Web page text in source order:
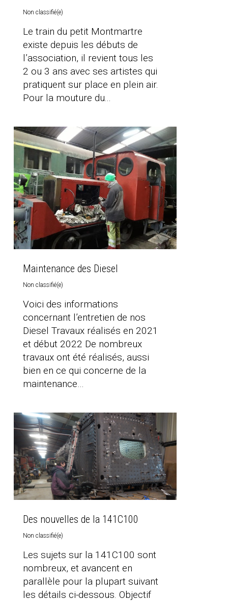
Non classifié(e)
Le train du petit Montmartre
existe depuis les débuts de
l’association, il revient tous les
2 ou 3 ans avec ses artistes qui
pratiquent sur place en plein air.
Pour la mouture du...
Maintenance des Diesel
Non classifié(e)
Voici des informations
concernant l’entretien de nos
Diesel Travaux réalisés en 2021
et début 2022 De nombreux
travaux ont été réalisés, aussi
bien en ce qui concerne de la
maintenance…
Des nouvelles de la 141C100
Non classifié(e)
Les sujets sur la 141C100 sont
nombreux, et avancent en
parallèle pour la plupart suivant
les détails ci-dessous. Objectif